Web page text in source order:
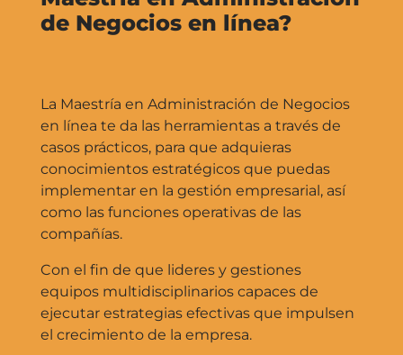
de Negocios en línea?
La Maestría en Administración de Negocios
en línea te da las herramientas a través de
casos prácticos, para que adquieras
conocimientos estratégicos que puedas
implementar en la gestión empresarial, así
como las funciones operativas de las
compañías.
Con el fin de que lideres y gestiones
equipos multidisciplinarios capaces de
ejecutar estrategias efectivas que impulsen
el crecimiento de la empresa.